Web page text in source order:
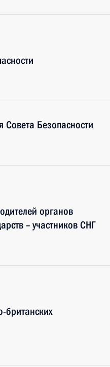
Совета Безопасности
органов
– участников СНГ
британских